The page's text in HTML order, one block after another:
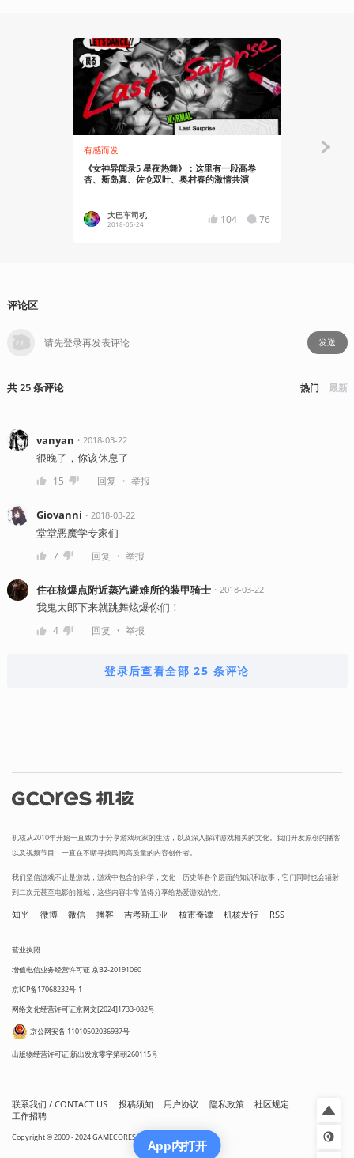
有感而发
《女神异闻录5 星夜热舞》：这里有一段高卷
杏、新岛真、佐仓双叶、奥村春的激情共演
大巴车司机
2018-05-24 104 76
评论区
发送
共25条评论 热门 最新
vanyan ・ 2018-03-22
很晚了，你该休息了
15 回复 ・ 举报
Giovanni ・ 2018-03-22
堂堂恶魔学专家们
7 回复 ・ 举报
住在核爆点附近蒸汽避难所的装甲骑士・ 2018-03-22
我鬼太郎下来就跳舞炫爆你们！
4 回复 ・ 举报
登录后查看全部 25 条评论
机核从2010年开始一直致力于分享游戏玩家的生活，以及深入探讨游戏相关的文化。我们开发原创的播客
以及视频节目，一直在不断寻找民间高质量的内容创作者。
我们坚信游戏不止是游戏，游戏中包含的科学，文化，历史等各个层面的知识和故事，它们同时也会辐射
到二次元甚至电影的领域，这些内容非常值得分享给热爱游戏的您。
知乎 微博 微信 播客 吉考斯工业 核市奇谭 机核发行 RSS
营业执照
增值电信业务经营许可证 京B2-20191060
京ICP备17068232号-1
网络文化经营许可证京网文[2024]1733-082号
京公网安备 11010502036937号
出版物经营许可证 新出发京零字第朝260115号
联系我们 / CONTACT US 投稿须知 用户协议 隐私政策
社区规定
工作招聘
Copyright © 2009 - 2024 GAMECORES. All Rights Reserved
App内打开